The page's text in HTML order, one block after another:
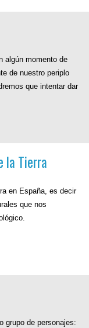
algún momento de
de nuestro periplo
que intentar dar
la Tierra
en España, es decir
que nos
grupo de personajes: